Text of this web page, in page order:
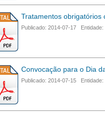
Tratamentos obrigatórios
Publicado: 2014-07-17 Entidade:
Convocação para o Dia
Publicado: 2014-07-15